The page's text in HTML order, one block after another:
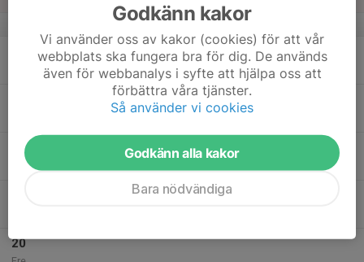
v.8
18:30
20:00
Årsmöte
Oppunda
Intervallträning & gympa
Hökarängsskolan
18
Ons
Torsdagsträning
20
Godkänn kakor
Vi använder oss av kakor (cookies) för att vår
webbplats ska fungera bra för dig. De används
även för webbanalys i syfte att hjälpa oss att
förbättra våra tjänster.
Så använder vi cookies
Godkänn alla kakor
Bara nödvändiga